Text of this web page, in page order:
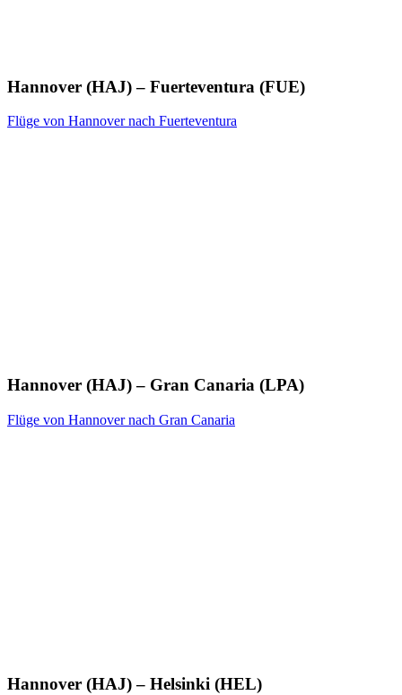
Hannover (HAJ) – Fuerteventura (FUE)
Flüge von Hannover nach Fuerteventura
Hannover (HAJ) – Gran Canaria (LPA)
Flüge von Hannover nach Gran Canaria
Hannover (HAJ) – Helsinki (HEL)